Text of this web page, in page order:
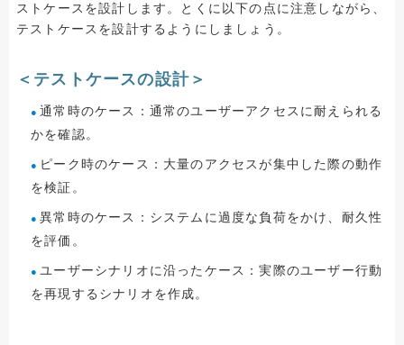
ストケースを設計します。とくに以下の点に注意しながら、
テストケースを設計するようにしましょう。
＜テストケースの設計＞
通常時のケース：通常のユーザーアクセスに耐えられる
かを確認。
ピーク時のケース：大量のアクセスが集中した際の動作
を検証。
異常時のケース：システムに過度な負荷をかけ、耐久性
を評価。
ユーザーシナリオに沿ったケース：実際のユーザー行動
を再現するシナリオを作成。